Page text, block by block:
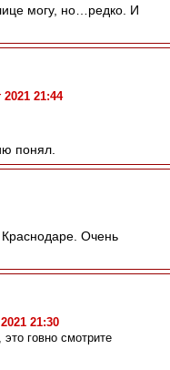
могу, но…редко. И
2021 21:44
понял.
Очень
21:30
говно смотрите